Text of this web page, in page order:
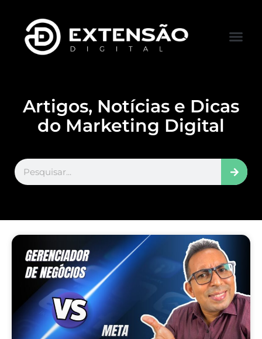
Artigos, Notícias e Dicas
do Marketing Digital